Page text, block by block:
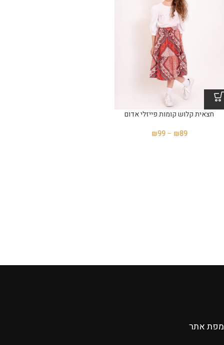
חצאית קלוש קומות פייזלי אדום
₪89
–
₪99
מפת אתר